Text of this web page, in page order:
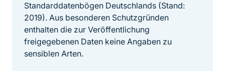
Standarddatenbögen Deutschlands (Stand:
2019). Aus besonderen Schutzgründen
enthalten die zur Veröffentlichung
freigegebenen Daten keine Angaben zu
sensiblen Arten.